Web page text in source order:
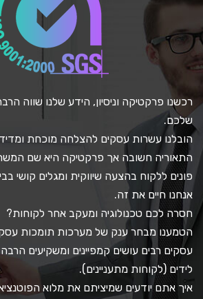
רכשנו פרקטיקה וניסיון, הידע שלנו שווה
שלכם.
הובלנו עשרות עסקים להצלחה מוכחת
התאוריה חשובה אך פרקטיקה היא שם
פונים ללקוח בהצעה שיווקית ומגלים קושי
אנחנו חיים את זה.
חסרה לכם טכנולוגיה ומעקב אחר לקוחות?
הטמענו מבחר ענק של מערכות תומכות
עסקים רבים עושים קמפיינים ומשקיעים
לידים (לקוחות מתעניינים).
איך אתם יודעים שמיציתם את מלוא